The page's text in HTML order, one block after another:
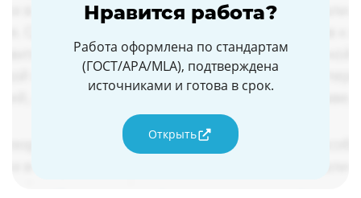
Нравится работа?
Работа оформлена по стандартам
(ГОСТ/APA/MLA), подтверждена
источниками и готова в срок.
Открыть